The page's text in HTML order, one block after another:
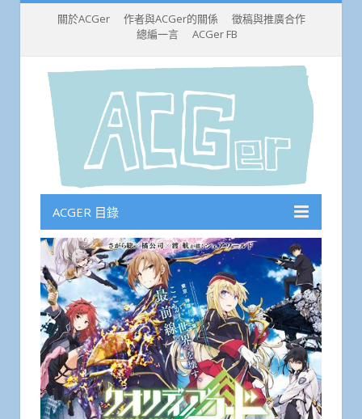
關於ACGer 作者與ACGer的關係
徵稿與推廣合作
總編一言
ACGer FB
ACGER 目錄